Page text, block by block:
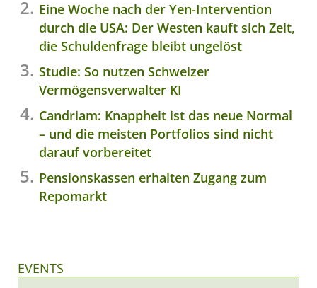
Eine Woche nach der Yen-Intervention
durch die USA: Der Westen kauft sich Zeit,
die Schuldenfrage bleibt ungelöst
Studie: So nutzen Schweizer
Vermögensverwalter KI
Candriam: Knappheit ist das neue Normal
– und die meisten Portfolios sind nicht
darauf vorbereitet
Pensionskassen erhalten Zugang zum
Repomarkt
EVENTS